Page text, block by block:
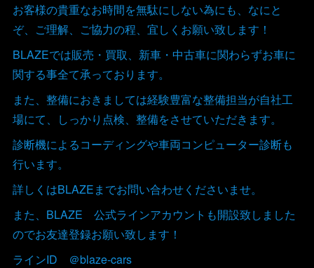
お客様の貴重なお時間を無駄にしない為にも、なにと
ぞ、ご理解、ご協力の程、宜しくお願い致します！
BLAZEでは販売・買取、新車・中古車に関わらずお車に
関する事全て承っております。
また、整備におきましては経験豊富な整備担当が自社工
場にて、しっかり点検、整備をさせていただきます。
診断機によるコーディングや車両コンピューター診断も
行います。
詳しくはBLAZEまでお問い合わせくださいませ。
また、BLAZE 公式ラインアカウントも開設致しました
のでお友達登録お願い致します！
ラインID ＠blaze-cars